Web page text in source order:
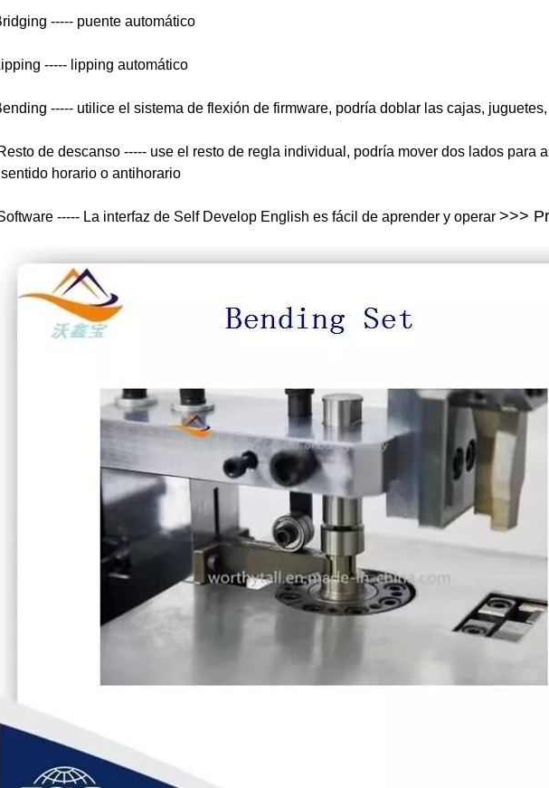
----- puente automático
----- lipping automático
----- utilice el sistema de flexión de firmware, podría doblar las cajas,
de descanso ----- use el resto de regla individual, podría mover dos lados para
horario o antihorario
----- La interfaz de Self Develop English es fácil de aprender y operar >>>